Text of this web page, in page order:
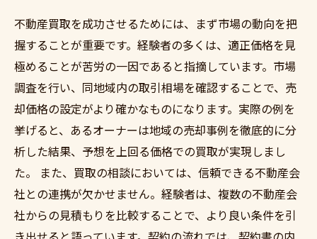
不動産買取を成功させるためには、まず市場の動向を把
握することが重要です。経験者の多くは、適正価格を見
極めることが苦労の一因であると指摘しています。市場
調査を行い、同地域内の取引相場を確認することで、売
却価格の設定がより確かなものになります。実際の例を
挙げると、あるオーナーは地域の売却事例を徹底的に分
析した結果、予想を上回る価格での買取が実現しまし
た。 また、買取の相談においては、信頼できる不動産会
社との連携が欠かせません。経験者は、複数の不動産会
社からの見積もりを比較することで、より良い条件を引